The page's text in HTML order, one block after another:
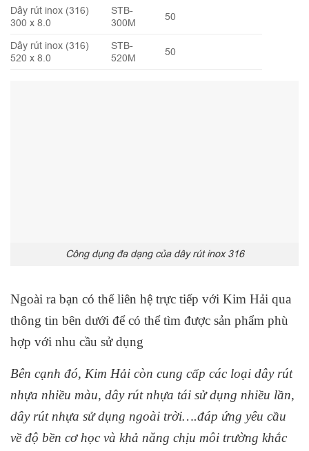
Dây rút inox (316)
300 x 8.0
STB-
300M
50
Dây rút inox (316)
520 x 8.0
STB-
520M
50
Công dụng đa dạng của dây rút inox 316
Ngoài ra bạn có thể liên hệ trực tiếp với Kim Hải qua
thông tin bên dưới để có thể tìm được sản phẩm phù
hợp với nhu cầu sử dụng
Bên cạnh đó, Kim Hải còn cung cấp các loại dây rút
nhựa nhiều màu, dây rút nhựa tái sử dụng nhiều lần,
dây rút nhựa sử dụng ngoài trời….đáp ứng yêu cầu
về độ bền cơ học và khả năng chịu môi trường khắc